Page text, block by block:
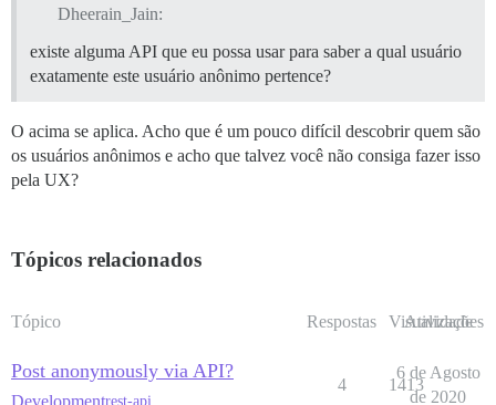
Dheerain_Jain:
existe alguma API que eu possa usar para saber a qual usuário
exatamente este usuário anônimo pertence?
O acima se aplica. Acho que é um pouco difícil descobrir quem são
os usuários anônimos e acho que talvez você não consiga fazer isso
pela UX?
Tópicos relacionados
Tópico Respostas Visualizações
Atividade
Post anonymously via API?
Developmentrest-api
4 1413
6 de Agosto
de 2020